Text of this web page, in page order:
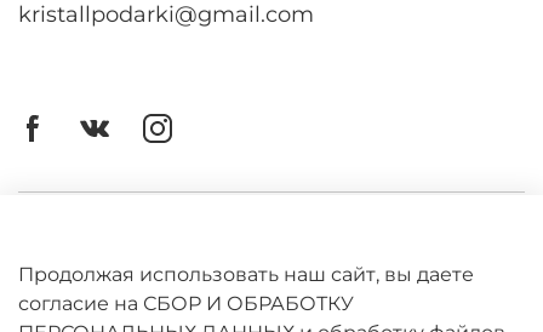
Оферта
Политика конфиденциальности
kristallpodarki@gmail.com
Продолжая использовать наш сайт, вы даете
согласие на СБОР И ОБРАБОТКУ